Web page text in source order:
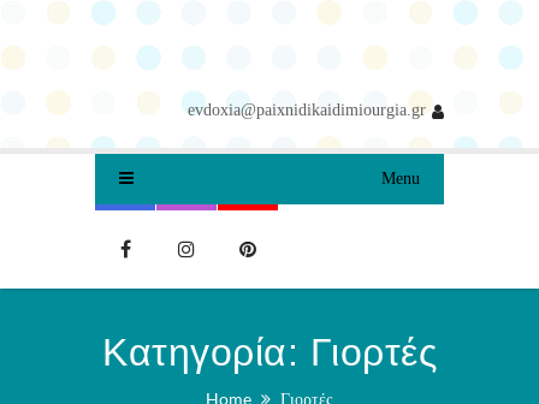
evdoxia@paixnidikaidimiourgia.gr
Menu
Κατηγορία: Γιορτές
Home Γιορτές